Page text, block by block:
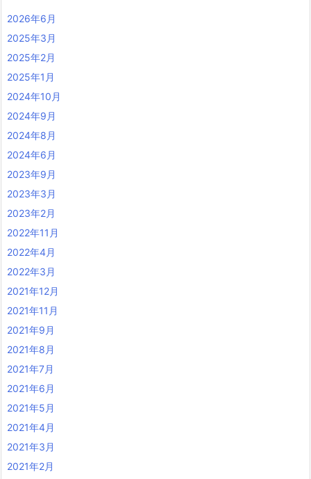
2026年6月
2025年3月
2025年2月
2025年1月
2024年10月
2024年9月
2024年8月
2024年6月
2023年9月
2023年3月
2023年2月
2022年11月
2022年4月
2022年3月
2021年12月
2021年11月
2021年9月
2021年8月
2021年7月
2021年6月
2021年5月
2021年4月
2021年3月
2021年2月